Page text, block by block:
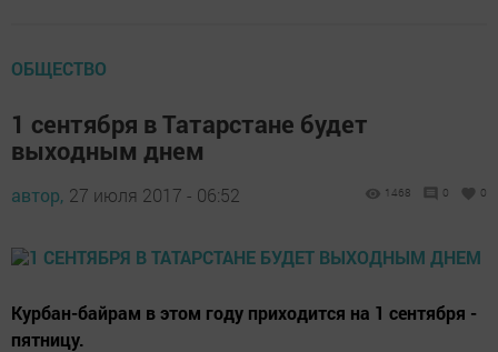
ОБЩЕСТВО
1 сентября в Татарстане будет
выходным днем
автор, 27 июля 2017 - 06:52 1468 0 0
Курбан-байрам в этом году приходится на 1 сентября -
пятницу.